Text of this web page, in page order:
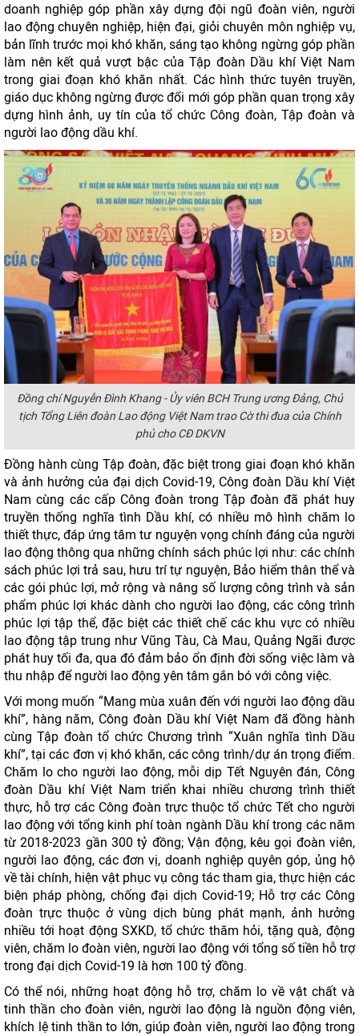
doanh nghiệp góp phần xây dựng đội ngũ đoàn viên, người
lao động chuyên nghiệp, hiện đại, giỏi chuyên môn nghiệp vụ,
bản lĩnh trước mọi khó khăn, sáng tạo không ngừng góp phần
làm nên kết quả vượt bậc của Tập đoàn Dầu khí Việt Nam
trong giai đoạn khó khăn nhất. Các hình thức tuyên truyền,
giáo dục không ngừng được đổi mới góp phần quan trọng xây
dựng hình ảnh, uy tín của tổ chức Công đoàn, Tập đoàn và
người lao động dầu khí.
Đồng chí Nguyễn Đình Khang - Ủy viên BCH Trung ương Đảng, Chủ
tịch Tổng Liên đoàn Lao động Việt Nam trao Cờ thi đua của Chính
phủ cho CĐ DKVN
Đồng hành cùng Tập đoàn, đặc biệt trong giai đoạn khó khăn
và ảnh hưởng của đại dịch Covid-19, Công đoàn Dầu khí Việt
Nam cùng các cấp Công đoàn trong Tập đoàn đã phát huy
truyền thống nghĩa tình Dầu khí, có nhiều mô hình chăm lo
thiết thực, đáp ứng tâm tư nguyện vọng chính đáng của người
lao động thông qua những chính sách phúc lợi như: các chính
sách phúc lợi trả sau, hưu trí tự nguyện, Bảo hiểm thân thể và
các gói phúc lợi, mở rộng và nâng số lượng công trình và sản
phẩm phúc lợi khác dành cho người lao động, các công trình
phúc lợi tập thể, đặc biệt các thiết chế các khu vực có nhiều
lao động tập trung như Vũng Tàu, Cà Mau, Quảng Ngãi được
phát huy tối đa, qua đó đảm bảo ổn định đời sống việc làm và
thu nhập để người lao động yên tâm gắn bó với công việc.
Với mong muốn “Mang mùa xuân đến với người lao động dầu
khí”, hàng năm, Công đoàn Dầu khí Việt Nam đã đồng hành
cùng Tập đoàn tổ chức Chương trình “Xuân nghĩa tình Dầu
khí”, tại các đơn vị khó khăn, các công trình/dự án trọng điểm.
Chăm lo cho người lao động, mỗi dịp Tết Nguyên đán, Công
đoàn Dầu khí Việt Nam triển khai nhiều chương trình thiết
thực, hỗ trợ các Công đoàn trực thuộc tổ chức Tết cho người
lao động với tổng kinh phí toàn ngành Dầu khí trong các năm
từ 2018-2023 gần 300 tỷ đồng; Vận động, kêu gọi đoàn viên,
người lao động, các đơn vị, doanh nghiệp quyên góp, ủng hộ
về tài chính, hiện vật phục vụ công tác tham gia, thực hiện các
biện pháp phòng, chống đại dịch Covid-19; Hỗ trợ các Công
đoàn trực thuộc ở vùng dịch bùng phát mạnh, ảnh hưởng
nhiều tới hoạt động SXKD, tổ chức thăm hỏi, tặng quà, động
viên, chăm lo đoàn viên, người lao động với tổng số tiền hỗ trợ
trong đại dịch Covid-19 là hơn 100 tỷ đồng.
Có thể nói, những hoạt động hỗ trợ, chăm lo về vật chất và
tinh thần cho đoàn viên, người lao động là nguồn động viên,
khích lệ tinh thần to lớn, giúp đoàn viên, người lao động trong